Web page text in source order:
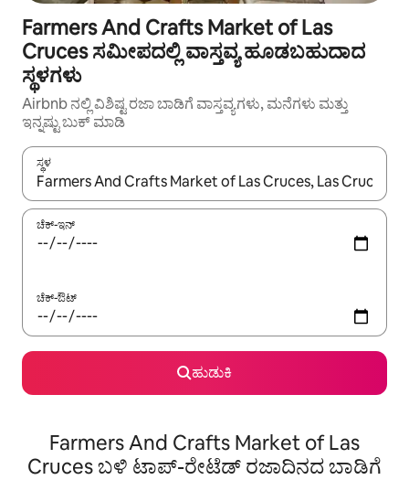
Farmers And Crafts Market of Las
Cruces ಸಮೀಪದಲ್ಲಿ ವಾಸ್ತವ್ಯ ಹೂಡಬಹುದಾದ
ಸ್ಥಳಗಳು
Airbnb ನಲ್ಲಿ ವಿಶಿಷ್ಟ ರಜಾ ಬಾಡಿಗೆ ವಾಸ್ತವ್ಯಗಳು, ಮನೆಗಳು ಮತ್ತು
ಇನ್ನಷ್ಟು ಬುಕ್ ಮಾಡಿ
ಸ್ಥಳ
ಫಲಿತಾಂಶಗಳು ಲಭ್ಯವಿರುವಾಗ, ಅಪ್ ಮತ್ತು ಡೌನ್ ಬಾಣದ ಕೀಲಿಗಳೊಂದಿಗೆ
ಚೆಕ್-ಇನ್
ಚೆಕ್-ಔಟ್
ಹುಡುಕಿ
Farmers And Crafts Market of Las
Cruces ಬಳಿ ಟಾಪ್-ರೇಟೆಡ್ ರಜಾದಿನದ ಬಾಡಿಗೆ